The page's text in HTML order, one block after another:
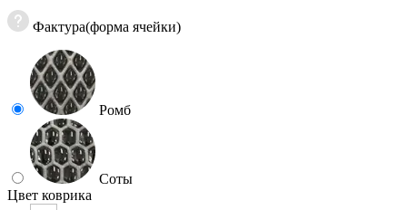
Фактура(форма ячейки)
Ромб
Соты
Цвет коврика